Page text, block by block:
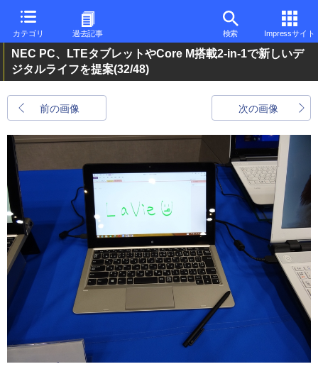
カテゴリ 過去記事 検索 Impressサイト
NEC PC、LTEタブレットやCore M搭載2-in-1で新しいデ
ジタルライフを提案(32/48)
前の画像 次の画像